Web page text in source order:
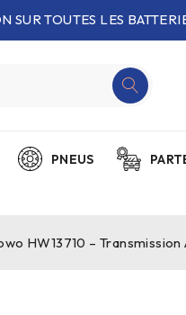
SUR TOUTES LES
PNEUS
HW13710 –